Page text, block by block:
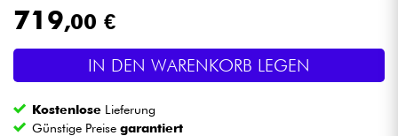
Licht
719,00 €
IN DEN WARENKORB LEGEN
Kostenlose Lieferung
Günstige Preisegarantiert